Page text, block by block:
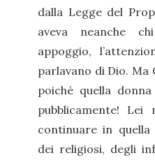
dalla Legge del
aveva neanche
appoggio,
parlavano di Dio. Ma
poiché quella
pubblicamente!
continuare in
dei religiosi, degli